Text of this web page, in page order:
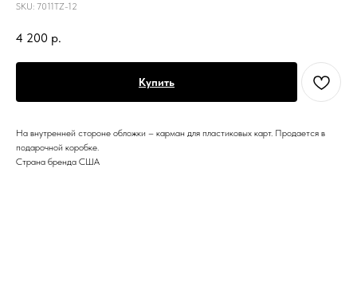
SKU: 7011TZ-12
4 200 р.
Купить
На внутренней стороне обложки – карман для пластиковых карт. Продается в
подарочной коробке.
Страна бренда США